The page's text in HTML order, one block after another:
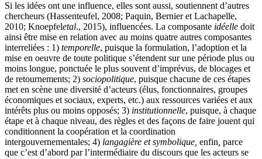
Si les idées ont une influence, elles sont aussi, soutiennent d’autres
chercheurs (Hassenteufel, 2008; Paquin, Bernieret Lachapelle,
2010; Knoepfeletal., 2015), influencées. La composante idéelle doit
ainsi être mise en relation avec au moins quatre autres composantes
interreliées : 1) temporelle, puisque la formulation, l’adoption et la
mise en oeuvre de toute politique s’étendent sur une période plus ou
moins longue, ponctuée le plus souvent d’imprévus, de blocages et
de retournements; 2) sociopolitique, puisque chacune de ces étapes
met en scène une diversité d’acteurs (élus, fonctionnaires, groupes
économiques et sociaux, experts, etc.) aux ressources variées et aux
intérêts plus ou moins opposés; 3) institutionnelle, puisque, à chaque
étape et à chaque niveau, des règles et des façons de faire jouent qui
conditionnent la coopération et la coordination
intergouvernementales; 4) langagière et symbolique, enfin parce
que c’est d’abord par l’intermédiaire du discours que les acteurs se